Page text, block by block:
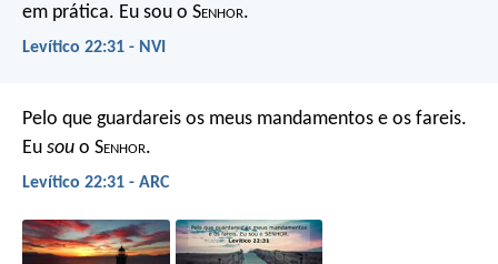
em prática. Eu sou o Senhor.
Levítico 22:31 - NVI
Pelo que guardareis os meus mandamentos e os fareis.
Eu sou o Senhor.
Levítico 22:31 - ARC